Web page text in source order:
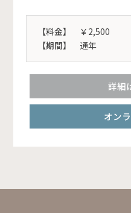
【料金】
￥2,500
【期間】
通年
詳細
オン